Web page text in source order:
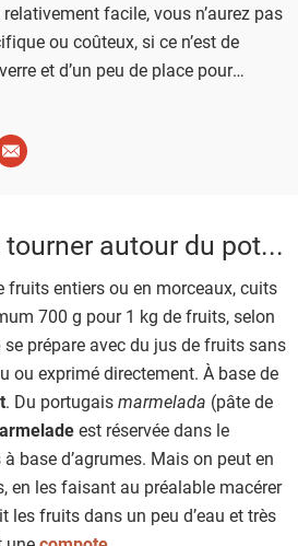
facile, vous n’aurez pas
ou coûteux, si ce n’est de
et d’un peu de place pour
Cependant, il y a quand même
à la conservation, en
sur whatsapp
à un ami
autour du pot...
fruits entiers ou en morceaux, cuits
700 g pour 1 kg de fruits, selon
se prépare avec du jus de fruits sans
ou exprimé directement. À base de
. Du portugaismarmelada (pâte de
est réservée dans le
base d’agrumes. Mais on peut en
en les faisant au préalable macérer
les fruits dans un peu d’eau et très